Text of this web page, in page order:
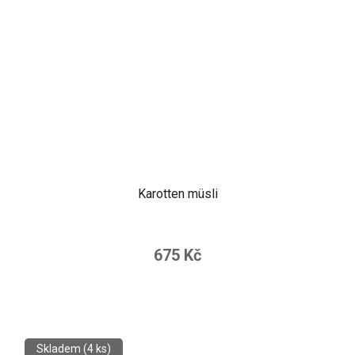
Karotten müsli
675 Kč
Skladem (4 ks)